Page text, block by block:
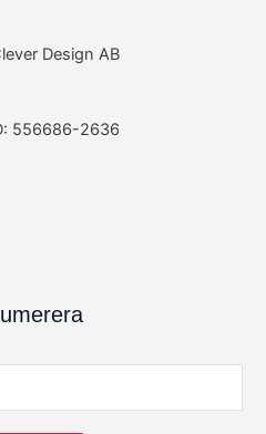
Design AB
556686-2636